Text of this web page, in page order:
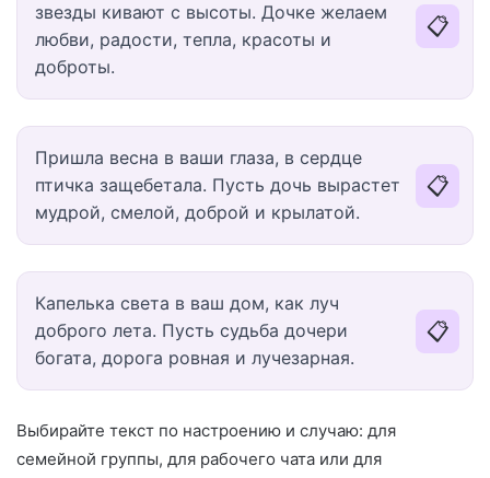
звезды кивают с высоты. Дочке желаем
любви, радости, тепла, красоты и
доброты.
📋
Пришла весна в ваши глаза, в сердце
птичка защебетала. Пусть дочь вырастет
мудрой, смелой, доброй и крылатой.
📋
Капелька света в ваш дом, как луч
доброго лета. Пусть судьба дочери
богата, дорога ровная и лучезарная.
📋
Выбирайте текст по настроению и случаю: для
семейной группы, для рабочего чата или для